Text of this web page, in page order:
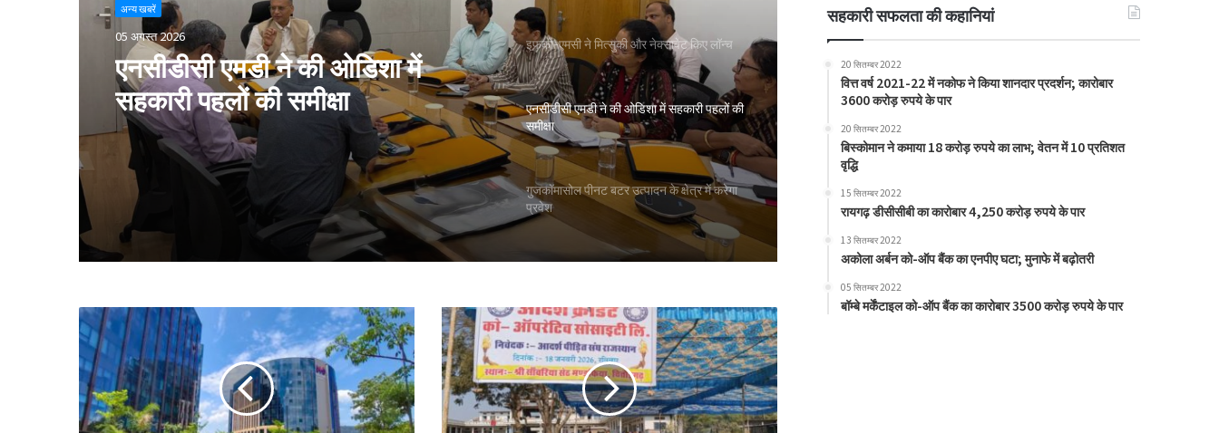
अन्य खबरें
05 अगस्त 2026
एनसीडीसी एमडी ने की ओडिशा में
सहकारी पहलों की समीक्षा
इफको-एमसी ने मित्सुकी और नेक्सावेट किए लॉन्च
एनसीडीसी एमडी ने की ओडिशा में सहकारी पहलों की
समीक्षा
गुजकॉमासोल पीनट बटर उत्पादन के क्षेत्र में करेगा
प्रवेश
पीएम-किसान योजना के विस्तार का संघानी ने किया
स्वागत
सहकारी सफलता की कहानियां
20 सितम्बर 2022
वित्त वर्ष 2021-22 में नकोफ ने किया शानदार प्रदर्शन; कारोबार
3600 करोड़ रुपये के पार
20 सितम्बर 2022
बिस्कोमान ने कमाया 18 करोड़ रुपये का लाभ; वेतन में 10 प्रतिशत
वृद्धि
15 सितम्बर 2022
रायगढ़ डीसीसीबी का कारोबार 4,250 करोड़ रुपये के पार
13 सितम्बर 2022
अकोला अर्बन को-ऑप बैंक का एनपीए घटा; मुनाफे में बढ़ोतरी
05 सितम्बर 2022
बॉम्बे मर्केंटाइल को-ऑप बैंक का कारोबार 3500 करोड़ रुपये के पार